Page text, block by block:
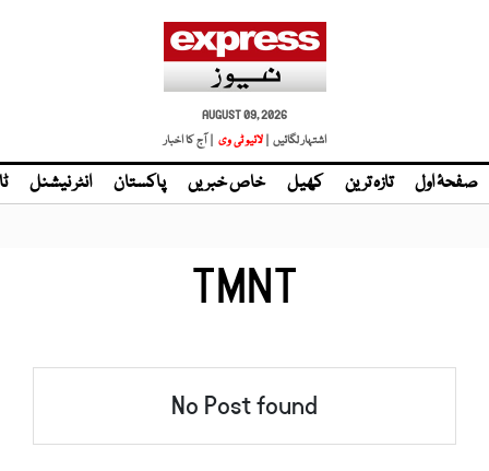
AUGUST 09, 2026
اشتہار لگائیں | لائیو ٹی وی | آج کا اخبار
صفحۂ اول تازہ ترین کھیل خاص خبریں پاکستان انٹر نیشنل
TMNT
No Post found